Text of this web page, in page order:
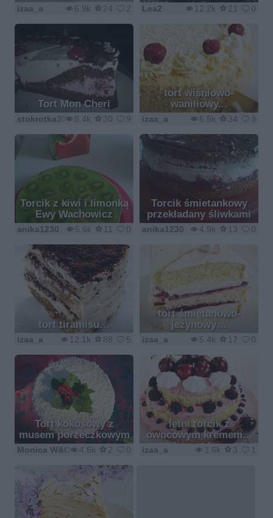
6.9k 24 2
izaa_a 12.2k 21 0
Lea2
Tort Mon Cheri
8.4k 30 9
stokrotka390
tort wiśniowo-
waniliowy...
6.5k 34 3
izaa_a
Torcik z kiwi i limonką
Ewy Wachowicz
5.6k 11 0
anika1230
Torcik śmietankowy
przekładany śliwkami
4.9k 13 0
anika1230
tort tiramisu…
12.1k 88 5
izaa_a
tort śmietanowo-
jeżynowy…
5.4k 17 0
izaa_a
Tort kokosowy z
musem porzeczkowym
4.6k 2 0
Monica W&O
letni torcik z
owocowym kremem...
3.6k 3 1
izaa_a